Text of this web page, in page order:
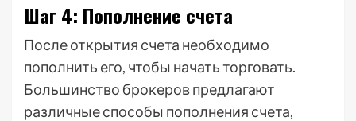
Шаг 4: Пополнение счета
После открытия счета необходимо
пополнить его, чтобы начать торговать.
Большинство брокеров предлагают
различные способы пополнения счета,